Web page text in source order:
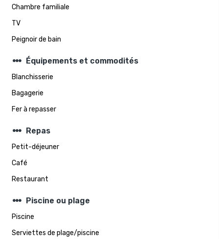
Chambre familiale
TV
Peignoir de bain
steppers Équipements et commodités
Blanchisserie
Bagagerie
Fer à repasser
steppers Repas
Petit-déjeuner
Café
Restaurant
steppers Piscine ou plage
Piscine
Serviettes de plage/piscine